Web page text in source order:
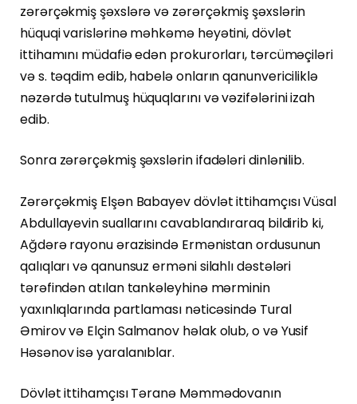
zərərçəkmiş şəxslərə və zərərçəkmiş şəxslərin
hüquqi varislərinə məhkəmə heyətini, dövlət
ittihamını müdafiə edən prokurorları, tərcüməçiləri
və s. təqdim edib, habelə onların qanunvericiliklə
nəzərdə tutulmuş hüquqlarını və vəzifələrini izah
edib.
Sonra zərərçəkmiş şəxslərin ifadələri dinlənilib.
Zərərçəkmiş Elşən Babayev dövlət ittihamçısı Vüsal
Abdullayevin suallarını cavablandıraraq bildirib ki,
Ağdərə rayonu ərazisində Ermənistan ordusunun
qalıqları və qanunsuz erməni silahlı dəstələri
tərəfindən atılan tankəleyhinə mərminin
yaxınlıqlarında partlaması nəticəsində Tural
Əmirov və Elçin Salmanov həlak olub, o və Yusif
Həsənov isə yaralanıblar.
Dövlət ittihamçısı Təranə Məmmədovanın